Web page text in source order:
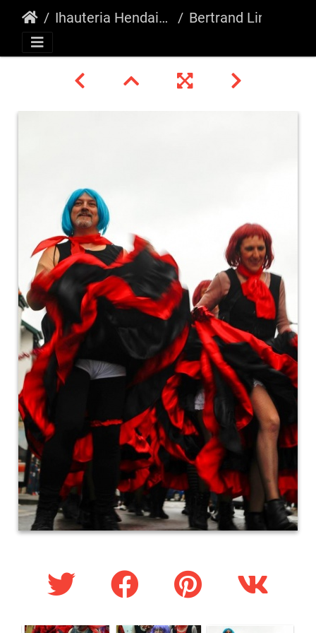
Ihauteria Hendaia 2020 Bertrand Line